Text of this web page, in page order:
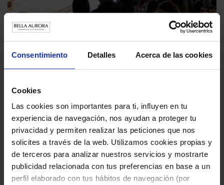
Consentimiento Detalles Acerca de las cookies
Cookies
Las cookies son importantes para ti, influyen en tu
experiencia de navegación, nos ayudan a proteger tu
privacidad y permiten realizar las peticiones que nos
solicites a través de la web. Utilizamos cookies propias y
de terceros para analizar nuestros servicios y mostrarte
publicidad relacionada con tus preferencias en base a un
perfil elaborado con tus hábitos de navegación (por
Victor Küppers en la segunda edición de
#BellaAuroraInspiringTalks
11 DE ENERO DE 2019
Para empezar el año con un boost de energía y de